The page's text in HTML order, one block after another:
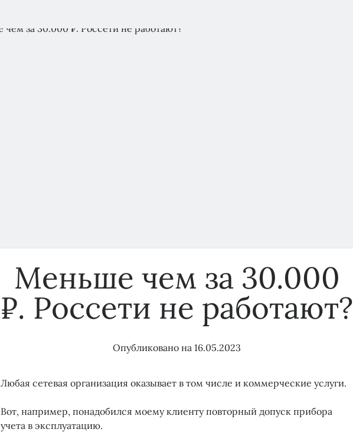
Меньше чем за 30.000
₽. Россети не работают?
Опубликовано на16.05.2023
Любая сетевая организация оказывает в том числе и коммерческие услуги.
Вот, например, понадобился моему клиенту повторный допуск прибора
учета в эксплуатацию.